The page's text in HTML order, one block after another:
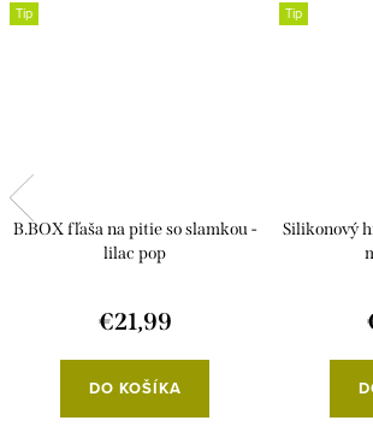
Tip
B.BOX fľaša na pitie so slamkou -
lilac pop
€21,99
DO KOŠÍKA
Tip
Silikonový